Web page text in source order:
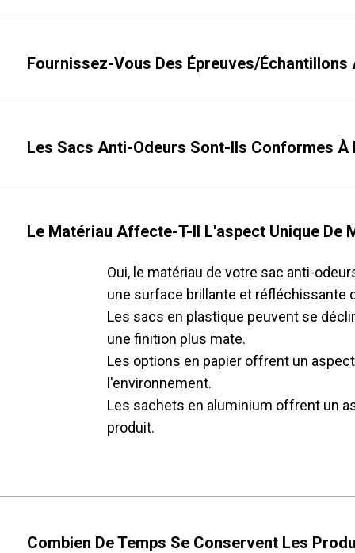
Fournissez-Vous Des Épreuves/
Les Sacs Anti-Odeurs Sont-Ils Conformes À
Le Matériau Affecte-T-Il L'aspect Unique De
Oui, le matériau de votre sac anti-
une surface brillante et réfléchissante
Les sacs en plastique peuvent se
une finition plus mate.
Les options en papier offrent un
l'environnement.
Les sachets en aluminium offrent un
produit.
Combien De Temps Se Conservent Les